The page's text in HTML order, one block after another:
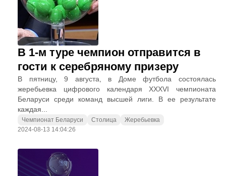
В 1-м туре чемпион отправится в
гости к серебряному призеру
В пятницу, 9 августа, в Доме футбола состоялась
жеребьевка цифрового календаря XXXVI чемпионата
Беларуси среди команд высшей лиги. В ее результате
каждая...
Чемпионат Беларуси Столица
Жеребьевка
2024-08-13 14:04:26